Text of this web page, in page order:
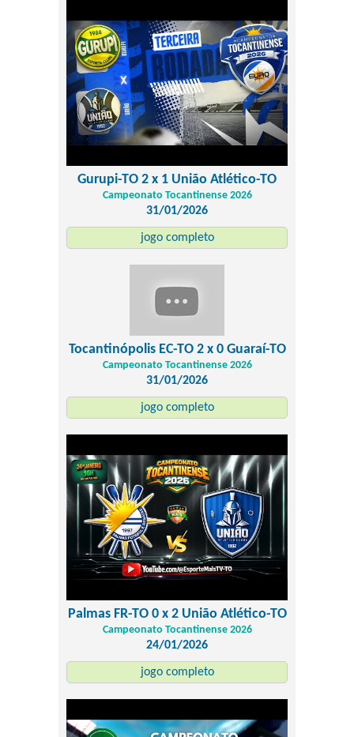
Gurupi-TO 2 x 1 União Atlético-TO
Campeonato Tocantinense 2026
31/01/2026
jogo completo
Tocantinópolis EC-TO 2 x 0 Guaraí-TO
Campeonato Tocantinense 2026
31/01/2026
jogo completo
Palmas FR-TO 0 x 2 União Atlético-TO
Campeonato Tocantinense 2026
24/01/2026
jogo completo